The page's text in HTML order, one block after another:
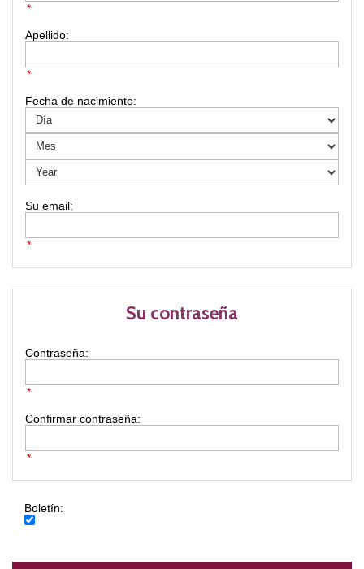
*
Apellido:
*
Fecha de nacimiento:
*
Boletín:
Su contraseña
Contraseña:
*
Confirmar contraseña:
*